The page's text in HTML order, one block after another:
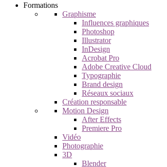
Formations
Graphisme
Influences graphiques
Photoshop
Illustrator
InDesign
Acrobat Pro
Adobe Creative Cloud
Typographie
Brand design
Réseaux sociaux
Création responsable
Motion Design
After Effects
Premiere Pro
Vidéo
Photographie
3D
Blender